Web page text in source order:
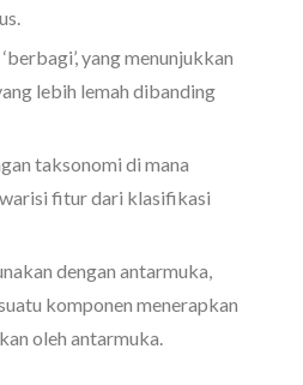
yang menunjukkan
lebih lemah dibanding
taksonomi di mana
fitur dari klasifikasi
dengan antarmuka,
komponen menerapkan
oleh antarmuka.